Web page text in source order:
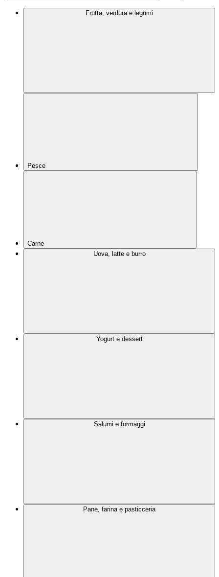
Frutta, verdura e legumi
Pesce
Carne
Uova, latte e burro
Yogurt e dessert
Salumi e formaggi
Pane, farina e pasticceria